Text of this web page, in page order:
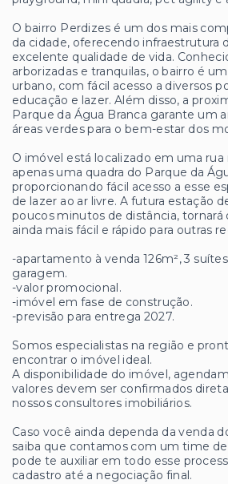
O bairro Perdizes é um dos mais
da cidade, oferecendo infraestrutura
excelente qualidade de vida.
arborizadas e tranquilas, o bairro é
urbano, com fácil acesso a diversos
educação e lazer. Além disso, a
Parque da Água Branca garante um
áreas verdes para o bem-estar dos
O imóvel está localizado em uma rua
apenas uma quadra do Parque da
proporcionando fácil acesso a esse
de lazer ao ar livre. A futura estação
poucos minutos de distância, tornará
ainda mais fácil e rápido para outras
-apartamento à venda 126m², 3
garagem.
-valor promocional.
-imóvel em fase de construção.
-previsão para entrega 2027.
Somos especialistas na região e
encontrar o imóvel ideal.
A disponibilidade do imóvel,
valores devem ser confirmados
nossos consultores imobiliários.
Caso você ainda dependa da venda
saiba que contamos com um time
pode te auxiliar em todo esse
cadastro até a negociação final.